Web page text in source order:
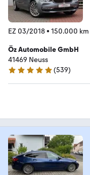
EZ 03/2018• 150.000 km
Öz Automobile GmbH
41469 Neuss
4.8 Sterne
(539)